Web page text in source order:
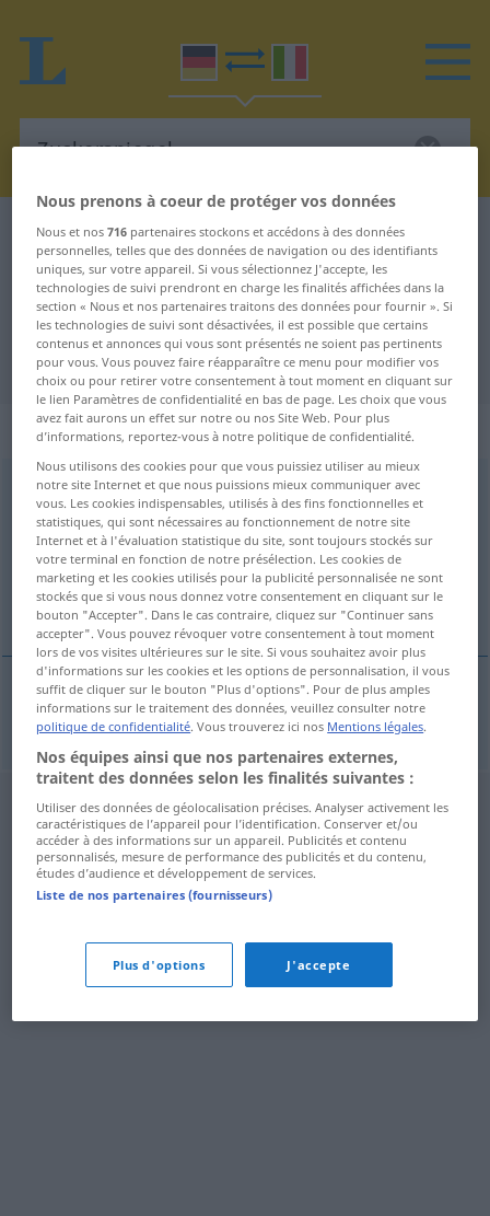
Dictionnaire Allemand-Italien Zuckerspiegel
Traduction Allemand-Italien de
"Zuckerspiegel"
"Zuckerspiegel" - traduction Italien
„Zuckerspiegel“: Maskulinum
Zuckerspiegelm <-s; Zuckerspiegel>
Vue d'ensemble de toutes les traductions
(Pour plus d'informations, cliquez sur/touchez la traduction)
tasso glicemico
tassomglicemico Zuckerspiegel
Nous prenons à coeur de protéger vos données
Nous et nos716 partenaires stockons et accédons à des données
personnelles, telles que des données de navigation ou des identifiants
uniques, sur votre appareil. Si vous sélectionnez J'accepte, les
technologies de suivi prendront en charge les finalités affichées dans la
section « Nous et nos partenaires traitons des données pour fournir ». Si
les technologies de suivi sont désactivées, il est possible que certains
contenus et annonces qui vous sont présentés ne soient pas pertinents
pour vous. Vous pouvez faire réapparaître ce menu pour modifier vos
choix ou pour retirer votre consentement à tout moment en cliquant sur
le lien Paramètres de confidentialité en bas de page. Les choix que vous
avez fait aurons un effet sur notre ou nos Site Web. Pour plus
d’informations, reportez-vous à notre politique de confidentialité.
Nous utilisons des cookies pour que vous puissiez utiliser au mieux
notre site Internet et que nous puissions mieux communiquer avec
vous. Les cookies indispensables, utilisés à des fins fonctionnelles et
statistiques, qui sont nécessaires au fonctionnement de notre site
Internet et à l'évaluation statistique du site, sont toujours stockés sur
votre terminal en fonction de notre présélection. Les cookies de
marketing et les cookies utilisés pour la publicité personnalisée ne sont
stockés que si vous nous donnez votre consentement en cliquant sur le
bouton "Accepter". Dans le cas contraire, cliquez sur "Continuer sans
accepter". Vous pouvez révoquer votre consentement à tout moment
lors de vos visites ultérieures sur le site. Si vous souhaitez avoir plus
d'informations sur les cookies et les options de personnalisation, il vous
suffit de cliquer sur le bouton "Plus d'options". Pour de plus amples
informations sur le traitement des données, veuillez consulter notre
politique de confidentialité. Vous trouverez ici nos Mentions légales.
Nos équipes ainsi que nos partenaires externes,
traitent des données selon les finalités suivantes :
Utiliser des données de géolocalisation précises. Analyser activement les
caractéristiques de l’appareil pour l’identification. Conserver et/ou
accéder à des informations sur un appareil. Publicités et contenu
personnalisés, mesure de performance des publicités et du contenu,
études d’audience et développement de services.
Liste de nos partenaires (fournisseurs)
Plus d'options J'accepte